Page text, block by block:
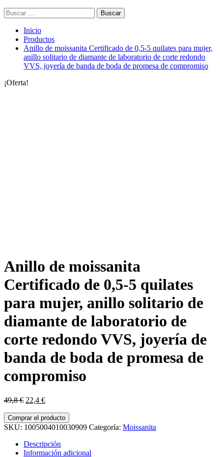
Buscar:
Inicio
Productos
Anillo de moissanita Certificado de 0,5-5 quilates para mujer,
anillo solitario de diamante de laboratorio de corte redondo
VVS, joyería de banda de boda de promesa de compromiso
¡Oferta!
Anillo de moissanita
Certificado de 0,5-5 quilates
para mujer, anillo solitario de
diamante de laboratorio de
corte redondo VVS, joyería de
banda de boda de promesa de
compromiso
49,8€ El
original
era:
22,4 €El
actual
es:
Comprar el producto
SKU: 1005004010030909 Categoría: Moissanita
Descripción
Información adicional